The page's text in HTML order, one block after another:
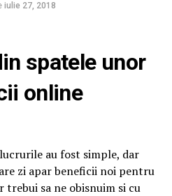
iulie 27, 2018
spatele unor
online
au fost simple, dar
zi apar beneficii noi pentru
sa ne obisnuim si cu